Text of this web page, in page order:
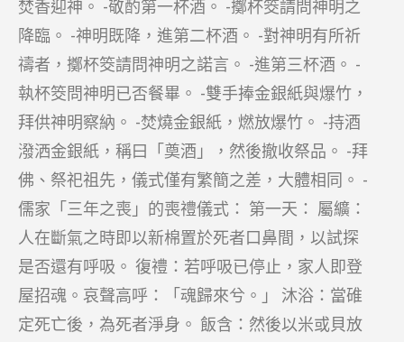
焚香迎神。 -敬酌第一杯酒。 -擲杯筊請問神明之
降臨。 -神明既降，進第二杯酒。 -對神明有所祈
禱者，擲杯筊請問神明之諾言。 -進第三杯酒。 -
執杯筊問神明已否餐畢。 -雙手捧金銀紙與爆竹，
拜供神明察納。 -焚燒金銀紙，燃放爆竹。 -持酒
潑洒金銀紙，稱曰「奠酒」，然後撤收祭品。 -拜
佛、祭祀祖先，儀式僅有繁簡之差，大體相同。 -
儒家「三年之喪」的喪禮儀式： 第一天： 屬纊：
人在斷氣之時即以新棉置於死者口鼻間，以試探
是否還有呼吸。 復禮：若呼吸已停止，家人即登
屋招魂。哀聲高呼：「魂歸來兮。」 沐浴：當碓
定死亡後，為死者淨身。 飯含：然後以米或貝放